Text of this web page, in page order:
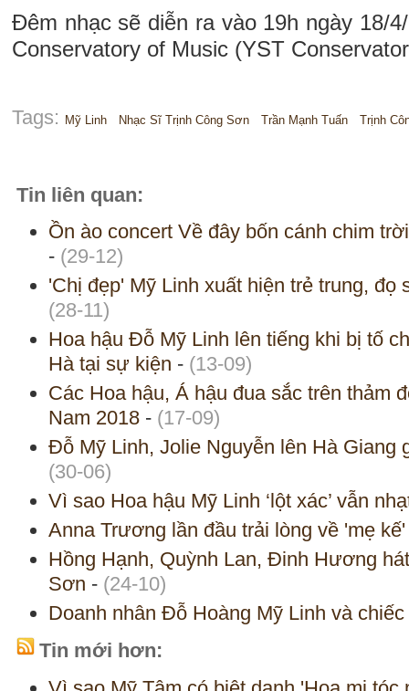
Đêm nhạc sẽ diễn ra vào 19h ngày 18/
Conservatory of Music (YST
Tags: Mỹ Linh Nhạc Sĩ Trịnh Công Sơn Trần Mạnh Tuấn Trịnh
Tin liên quan:
Ồn ào concert Về đây bốn cánh chim
- (29-12)
'Chị đẹp' Mỹ Linh xuất hiện trẻ trung, đọ
(28-11)
Hoa hậu Đỗ Mỹ Linh lên tiếng khi bị tố
Hà tại sự kiện - (13-09)
Các Hoa hậu, Á hậu đua sắc trên thảm
Nam 2018 - (17-09)
Đỗ Mỹ Linh, Jolie Nguyễn lên Hà Giang
(30-06)
Vì sao Hoa hậu Mỹ Linh ‘lột xác’ vẫn
Anna Trương lần đầu trải lòng về 'mẹ
Hồng Hạnh, Quỳnh Lan, Đinh Hương
Sơn - (24-10)
Doanh nhân Đỗ Hoàng Mỹ Linh và
Tin mới hơn: